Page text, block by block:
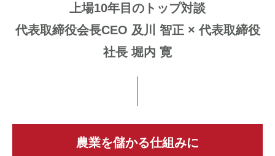
上場10年目のトップ対談
代表取締役会長CEO 及川 智正 × 代表取締役
社長 堀内 寛
農業を儲かる仕組みに